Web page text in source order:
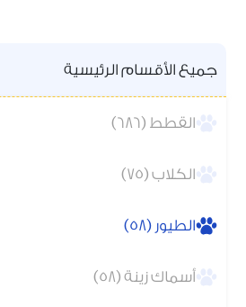
جميع الأقسام الرئيسية
القطط (686)
الكلاب (75)
الطيور (58)
أسماك زينة (58)